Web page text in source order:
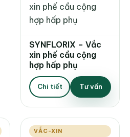
SYNFLORIX – Vắc
xin phế cầu cộng
hợp hấp phụ
Chi tiết Tư vấn
VẮC-XIN